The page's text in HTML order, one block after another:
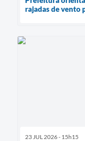
rajadas de vento
23 JUL 2026 - 15h15